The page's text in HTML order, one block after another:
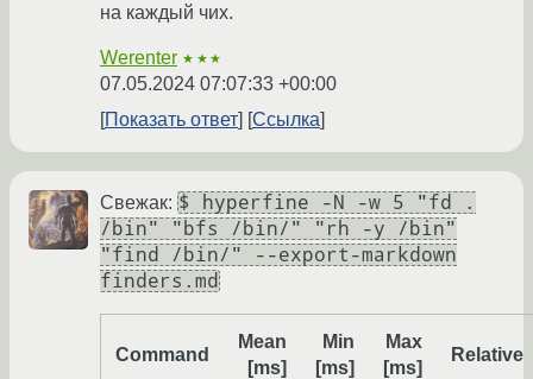
на каждый чих.
Werenter ★★★
07.05.2024 07:07:33 +00:00
Показать ответ
Ссылка
Свежак: $ hyperfine -N -w 5 "fd .
/bin" "bfs /bin/" "rh -y /bin"
"find /bin/" --export-markdown
finders.md
Command
Mean
[ms]
Min
[ms]
Max
[ms]
Relative